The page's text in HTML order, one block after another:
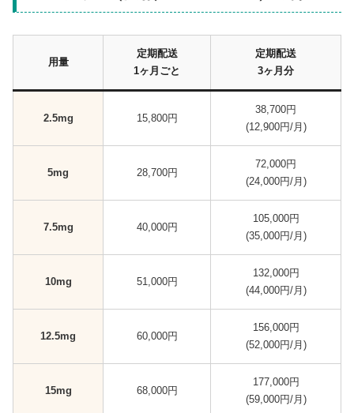
用量
定期配送
1ヶ月ごと
定期配送
3ヶ月分
2.5mg 15,800円
38,700円
(12,900円/月)
5mg 28,700円
72,000円
(24,000円/月)
7.5mg 40,000円
105,000円
(35,000円/月)
10mg 51,000円
132,000円
(44,000円/月)
12.5mg 60,000円
156,000円
(52,000円/月)
15mg 68,000円
177,000円
(59,000円/月)